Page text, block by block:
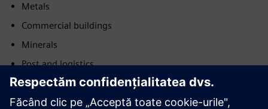
Metals
Commercial buildings
Minerals
Post and logistics
Mișcare